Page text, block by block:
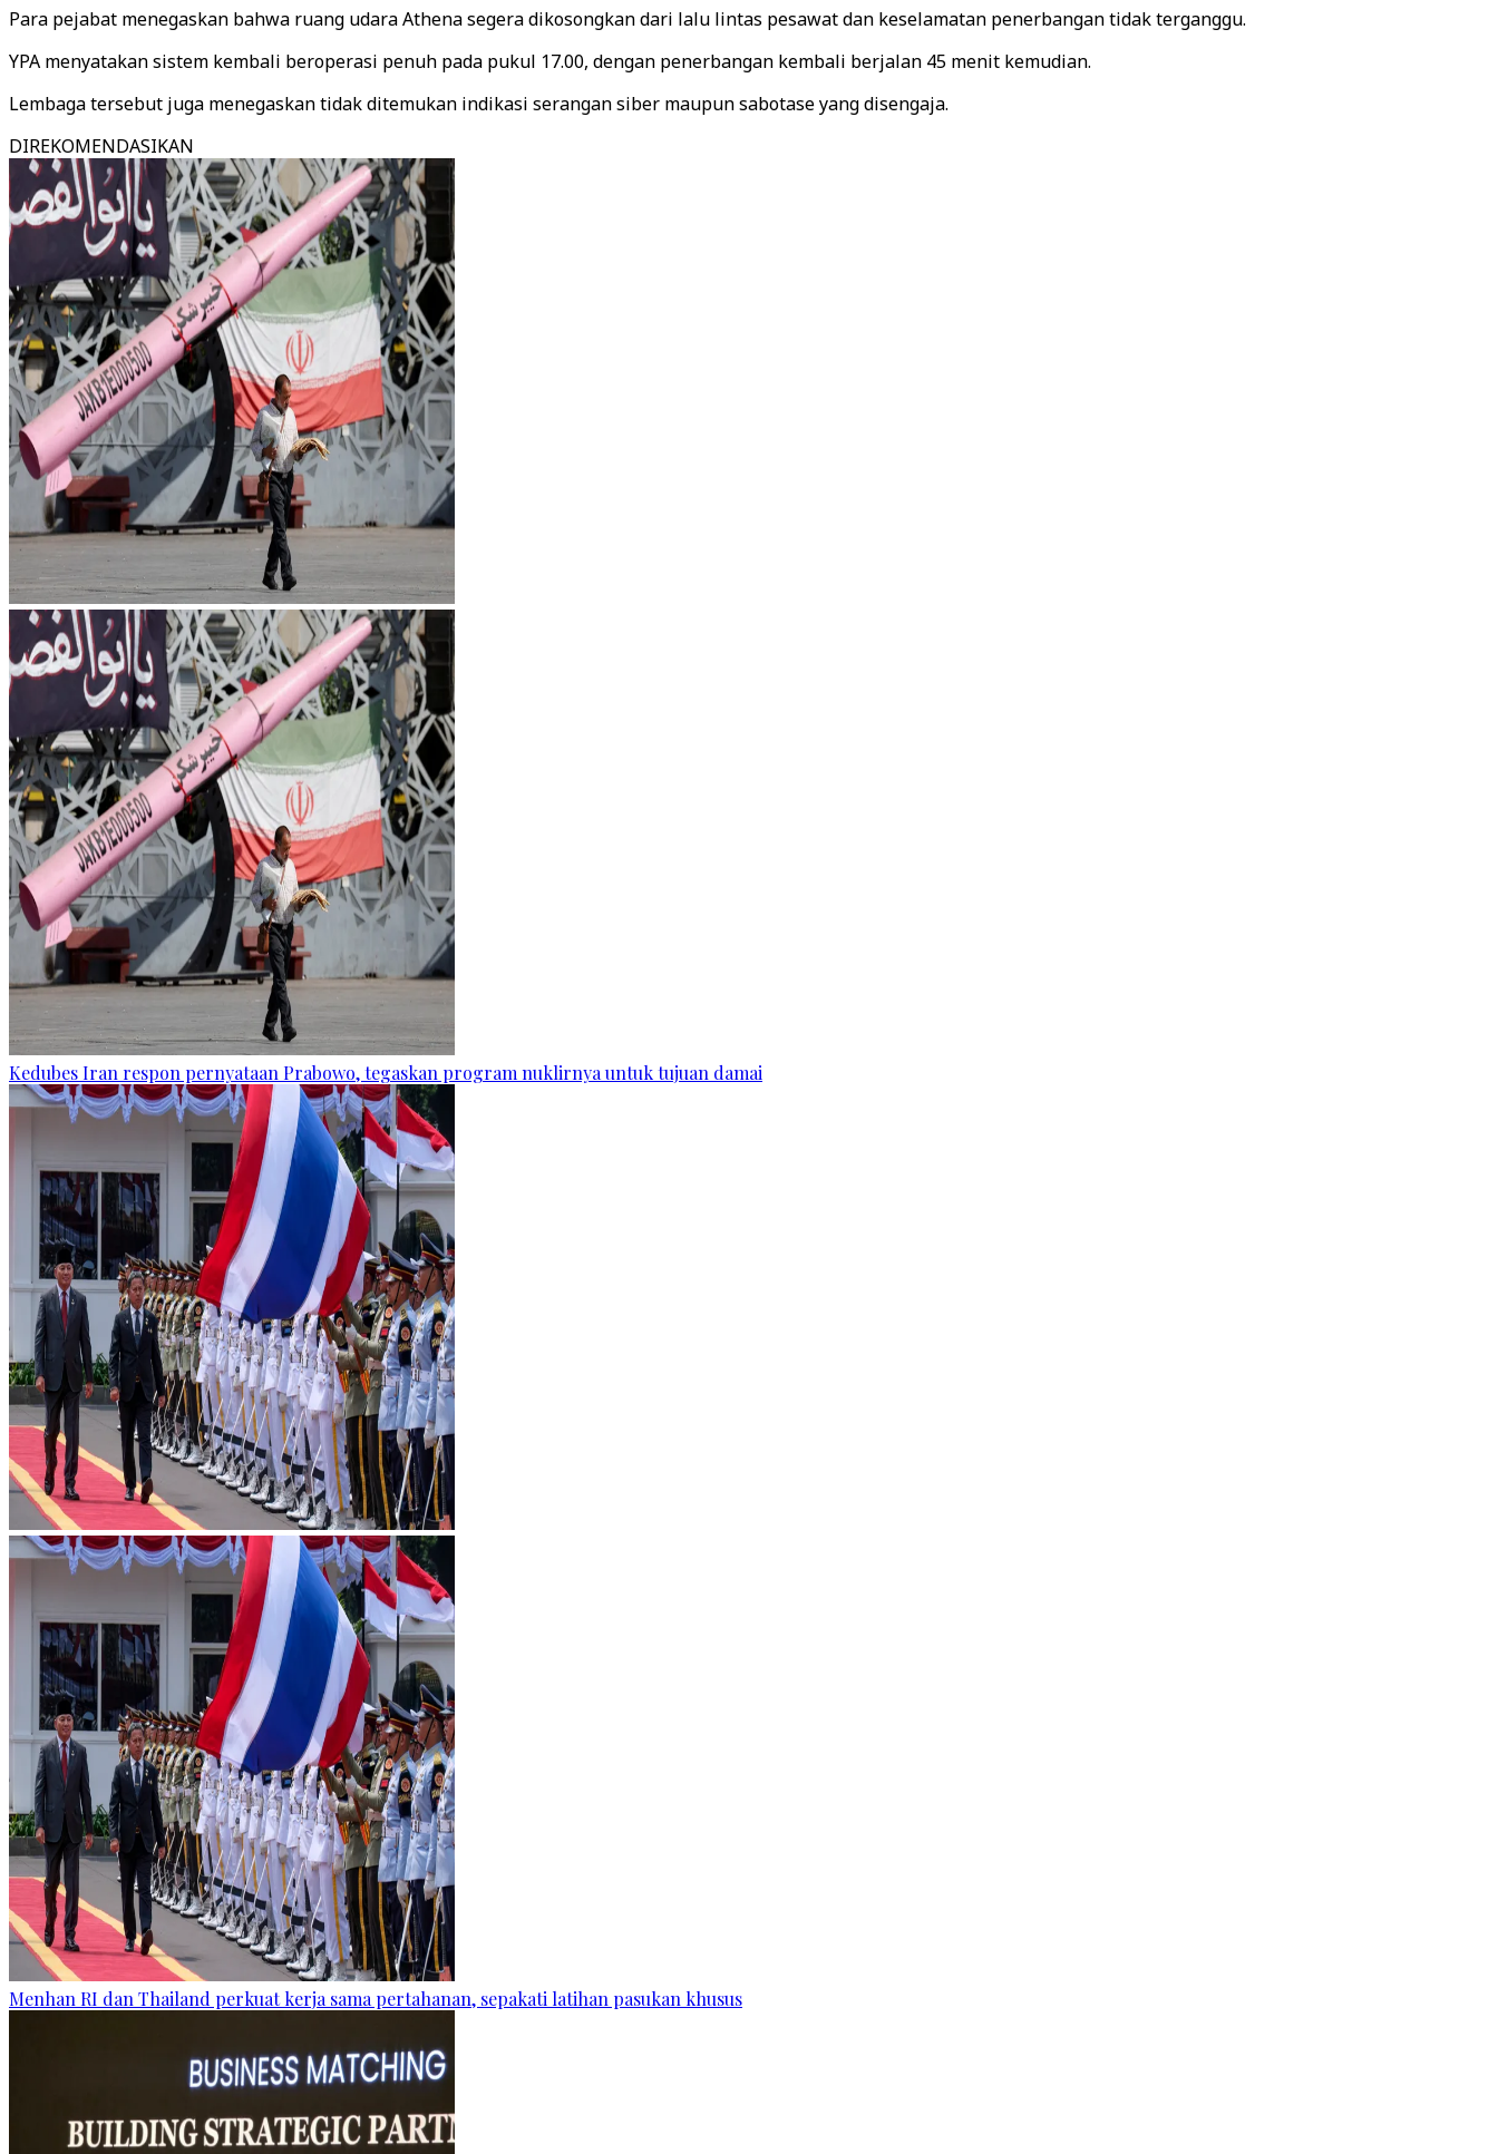
Para pejabat menegaskan bahwa ruang udara Athena segera dikosongkan dari lalu lintas pesawat dan keselamatan penerbangan tidak terganggu.
YPA menyatakan sistem kembali beroperasi penuh pada pukul 17.00, dengan penerbangan kembali berjalan 45 menit kemudian.
Lembaga tersebut juga menegaskan tidak ditemukan indikasi serangan siber maupun sabotase yang disengaja.
DIREKOMENDASIKAN
Kedubes Iran respon pernyataan Prabowo, tegaskan program nuklirnya untuk tujuan damai
Menhan RI dan Thailand perkuat kerja sama pertahanan, sepakati latihan pasukan khusus